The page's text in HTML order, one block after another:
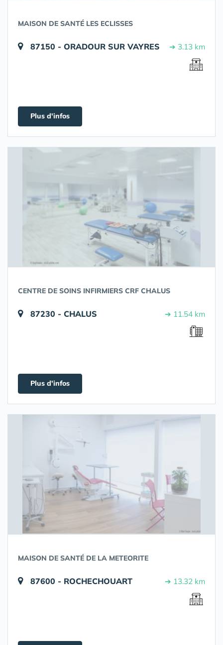
MAISON DE SANTÉ LES ECLISSES
87150 - ORADOUR SUR VAYRES ➔ 3.13 km
Plus d'infos
CENTRE DE SOINS INFIRMIERS CRF CHALUS
87230 - CHALUS ➔ 11.54 km
Plus d'infos
MAISON DE SANTÉ DE LA METEORITE
87600 - ROCHECHOUART ➔ 13.32 km